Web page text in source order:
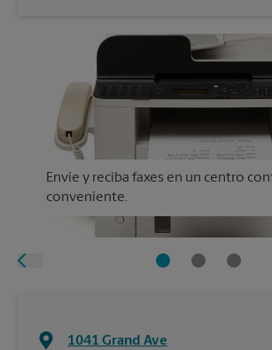
Envíe y reciba faxes en un centro
conveniente.
1041 Grand Ave